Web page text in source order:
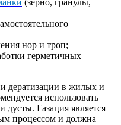
(зерно, гранулы,
нор и троп;
герметичных
дератизации в жилых и
использовать
Газация является
процессом и должна